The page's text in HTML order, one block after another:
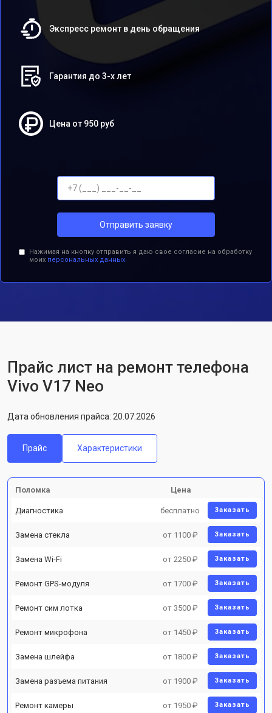
Экспресс ремонт в день обращения
Гарантия до 3-х лет
Цена от 950 руб
Отправить заявку
Нажимая на кнопку отправить я даю свое согласие на обработку
моих персональных данных.
Прайс лист на ремонт телефона
Vivo V17 Neo
Дата обновления прайса: 20.07.2026
Прайс Характеристики
Поломка Цена
Диагностика бесплатно Заказать
Замена стекла от 1100 ₽ Заказать
Замена Wi-Fi от 2250 ₽ Заказать
Ремонт GPS-модуля от 1700 ₽ Заказать
Ремонт сим лотка от 3500 ₽ Заказать
Ремонт микрофона от 1450 ₽ Заказать
Замена шлейфа от 1800 ₽ Заказать
Замена разъема питания от 1900 ₽ Заказать
Ремонт камеры от 1950 ₽ Заказать